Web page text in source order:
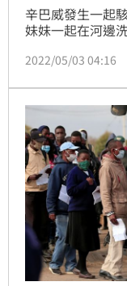
辛巴威發生一起
妹妹一起在河邊
少女就被鱷魚拖
2022/05/03 04:16